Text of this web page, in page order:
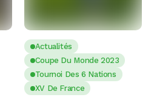
Actualités
Coupe Du Monde 2023
Tournoi Des 6 Nations
XV De France